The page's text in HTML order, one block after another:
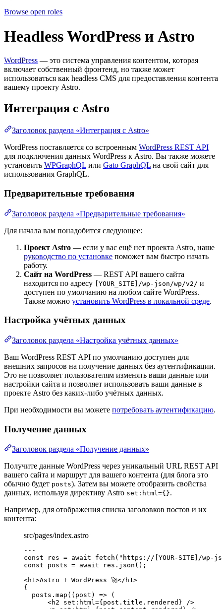
Browse open roles
Headless WordPress и Astro
WordPress — это система управления контентом, которая
включает собственный фронтенд, но также может
использоваться как headless CMS для предоставления контента
вашему проекту Astro.
Интеграция с Astro
Заголовок раздела «Интеграция с Astro»
WordPress поставляется со встроенным WordPress REST API
для подключения данных WordPress к Astro. Вы также можете
установить WPGraphQL или Gato GraphQL на свой сайт для
использования GraphQL.
Предварительные требования
Заголовок раздела «Предварительные требования»
Для начала вам понадобится следующее:
Проект Astro — если у вас ещё нет проекта Astro, наше
руководство по установке поможет вам быстро начать
работу.
Сайт на WordPress — REST API вашего сайта
находится по адресу [YOUR_SITE]/wp-json/wp/v2/ и
доступен по умолчанию на любом сайте WordPress.
Также можно установить WordPress в локальной среде.
Настройка учётных данных
Заголовок раздела «Настройка учётных данных»
Ваш WordPress REST API по умолчанию доступен для
внешних запросов на получение данных без аутентификации.
Это не позволяет пользователям изменять ваши данные или
настройки сайта и позволяет использовать ваши данные в
проекте Astro без каких-либо учётных данных.
При необходимости вы можете потребовать аутентификацию.
Получение данных
Заголовок раздела «Получение данных»
Получите данные WordPress через уникальный URL REST API
вашего сайта и маршрут для вашего контента (для блога это
обычно будет posts). Затем вы можете отобразить свойства
данных, используя директиву Astro set:html={}.
Например, для отображения списка заголовков постов и их
контента:
src/pages/index.astro
---
const
res = await fetch ( " https://[YOUR-SITE]/wp-
const posts = await res . json ();
---
<h1>Astro + WordPress 🚀</ h1>
{
posts . map ( ( post ) => (
<h2 set : html={ post . title . rendered } />